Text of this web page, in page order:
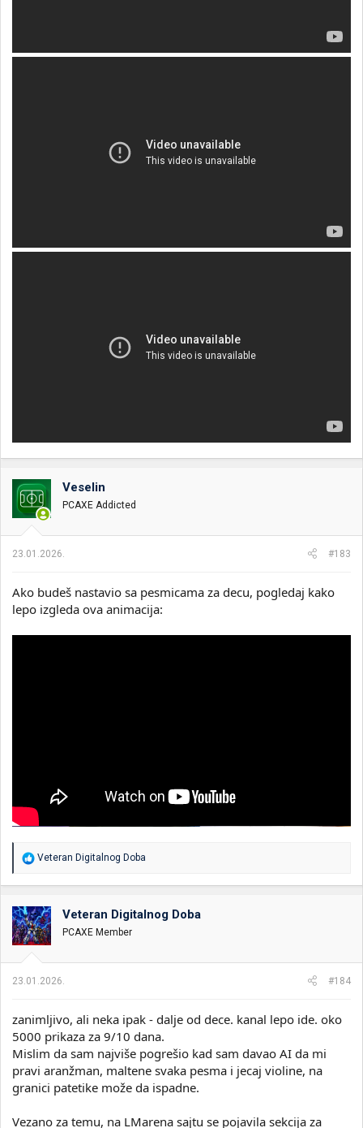
Veselin
PCAXE Addicted
23.01.2026. #183
Ako budeš nastavio sa pesmicama za decu, pogledaj kako
lepo izgleda ova animacija:
R
o
v
a
n
:
Veteran Digitalnog Doba
Veteran Digitalnog Doba
PCAXE Member
23.01.2026. #184
zanimljivo, ali neka ipak - dalje od dece. kanal lepo ide. oko
5000 prikaza za 9/10 dana.
Mislim da sam najviše pogrešio kad sam davao AI da mi
pravi aranžman, maltene svaka pesma i jecaj violine, na
granici patetike može da ispadne.
Vezano za temu, na LMarena sajtu se pojavila sekcija za